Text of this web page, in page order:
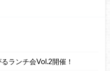
ランチ会Vol.2開催！